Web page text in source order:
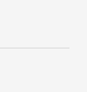
益為統計或學術
依其揭露方式
妨礙網站與其